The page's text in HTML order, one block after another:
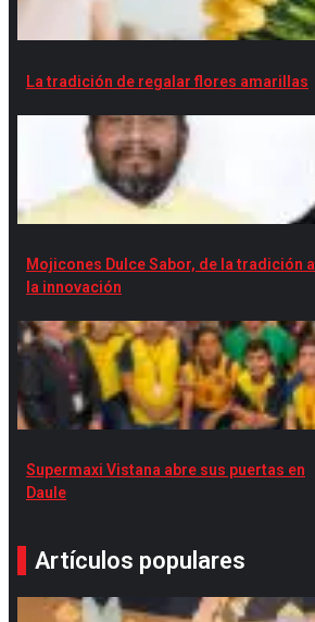
La tradición de regalar flores amarillas
Mojicones Dulce Sabor, de la tradición a
la innovación
Supermaxi Vistana abre sus puertas en
Daule
Artículos populares